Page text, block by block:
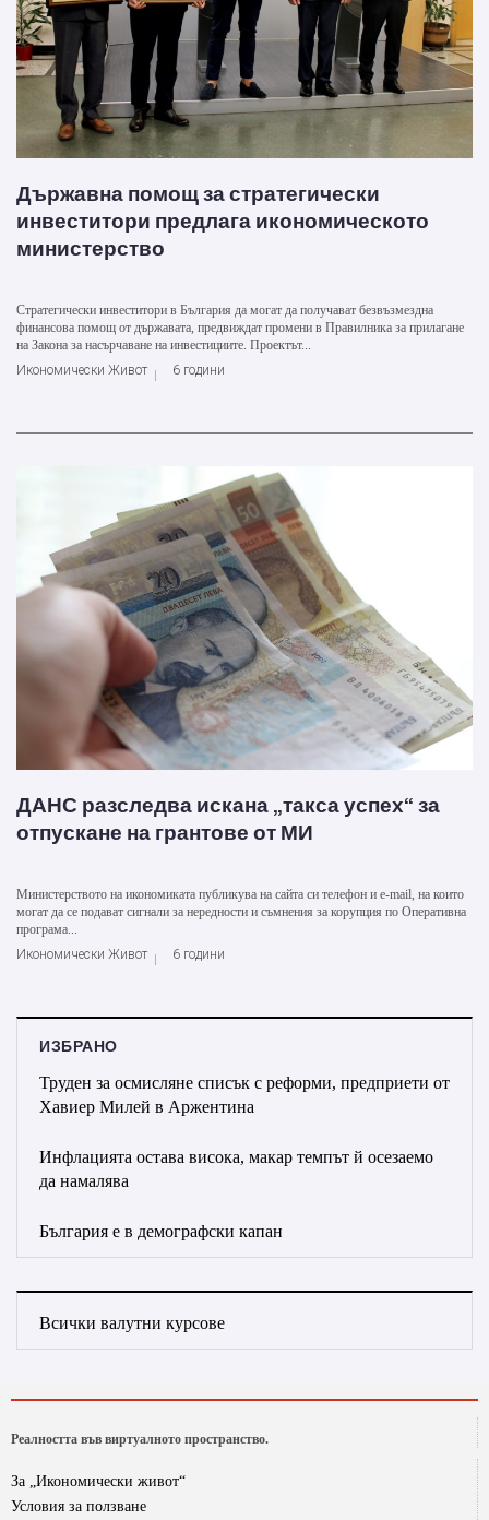
Държавна помощ за стратегически
инвеститори предлага икономическото
министерство
Стратегически инвеститори в България да могат да получават безвъзмездна
финансова помощ от държавата, предвиждат промени в Правилника за прилагане
на Закона за насърчаване на инвестициите. Проектът...
Икономически Живот
6 години
ДАНС разследва искана „такса успех“ за
отпускане на грантове от МИ
Министерството на икономиката публикува на сайта си телефон и e-mail, на които
могат да се подават сигнали за нередности и съмнения за корупция по Оперативна
програма...
Икономически Живот
6 години
ИЗБРАНО
Труден за осмисляне списък с реформи, предприети от
Хавиер Милей в Аржентина
Инфлацията остава висока, макар темпът й осезаемо
да намалява
България е в демографски капан
Всички валутни курсове
Реалността във виртуалното пространство.
За „Икономически живот“
Условия за ползване